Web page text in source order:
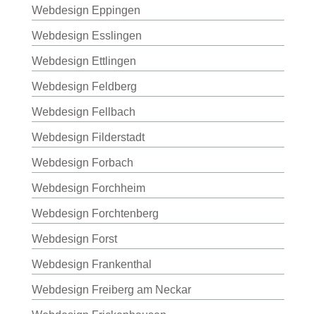
Webdesign Eppingen
Webdesign Esslingen
Webdesign Ettlingen
Webdesign Feldberg
Webdesign Fellbach
Webdesign Filderstadt
Webdesign Forbach
Webdesign Forchheim
Webdesign Forchtenberg
Webdesign Forst
Webdesign Frankenthal
Webdesign Freiberg am Neckar